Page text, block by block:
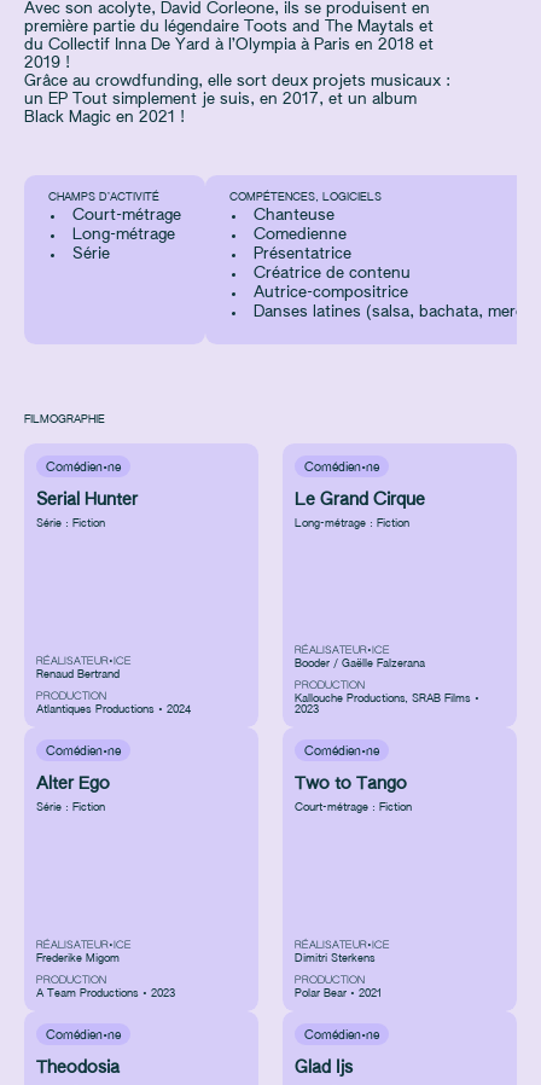
Avec son acolyte, David Corleone, ils se produisent en
première partie du légendaire Toots and The Maytals et
du Collectif Inna De Yard à l’Olympia à Paris en 2018 et
2019 !
Grâce au crowdfunding, elle sort deux projets musicaux :
un EP Tout simplement je suis, en 2017, et un album
Black Magic en 2021 !
CHAMPS D’ACTIVITÉ
Court-métrage
Long-métrage
Série
COMPÉTENCES, LOGICIELS
Chanteuse
Comedienne
Présentatrice
Créatrice de contenu
Autrice-compositrice
Danses latines (salsa, bachata,
FILMOGRAPHIE
Comédien·ne
Serial Hunter
Série : Fiction
RÉALISATEUR•ICE
Renaud Bertrand
PRODUCTION
Atlantiques Productions • 2024
Comédien·ne
Le Grand Cirque
Long-métrage : Fiction
RÉALISATEUR•ICE
Booder / Gaëlle Falzerana
PRODUCTION
Kallouche Productions, SRAB Films •
2023
Comédien·ne
Alter Ego
Série : Fiction
RÉALISATEUR•ICE
Frederike Migom
PRODUCTION
A Team Productions • 2023
Comédien·ne
Two to Tango
Court-métrage : Fiction
RÉALISATEUR•ICE
Dimitri Sterkens
PRODUCTION
Polar Bear • 2021
Comédien·ne
Theodosia
Comédien·ne
Glad Ijs